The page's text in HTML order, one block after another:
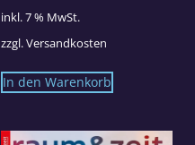
inkl. 7 % MwSt.
zzgl.Versandkosten
In den Warenkorb